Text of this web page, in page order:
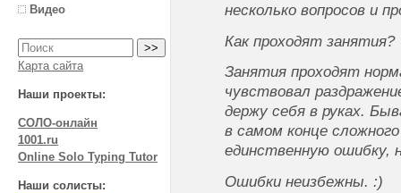
Видео
Карта сайта
Наши проекты:
СОЛО-онлайн
1001.ru
Online Solo Typing Tutor
Наши солисты:
несколько вопросов и
Как проходят занятия?
Занятия проходят
чувствовал
держу себя в руках.
в самом конце
единственную ошибку,
Ошибки неизбежны. :)